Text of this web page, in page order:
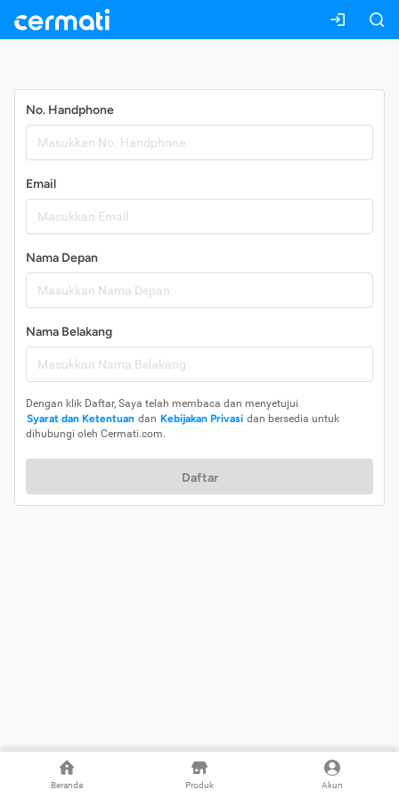
Beranda Produk Akun
No. Handphone
Email
Nama Depan
Nama Belakang
Dengan klik Daftar, Saya telah membaca dan menyetujui
Syarat dan Ketentuan dan Kebijakan Privasi dan bersedia untuk
dihubungi oleh Cermati.com.
Daftar